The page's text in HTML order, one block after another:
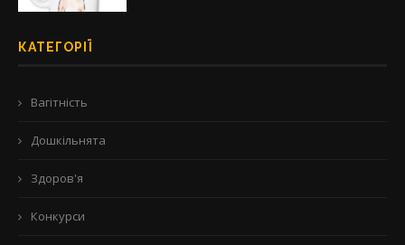
КАТЕГОРІЇ
Вагітність
Дошкільнята
Здоров'я
Конкурси